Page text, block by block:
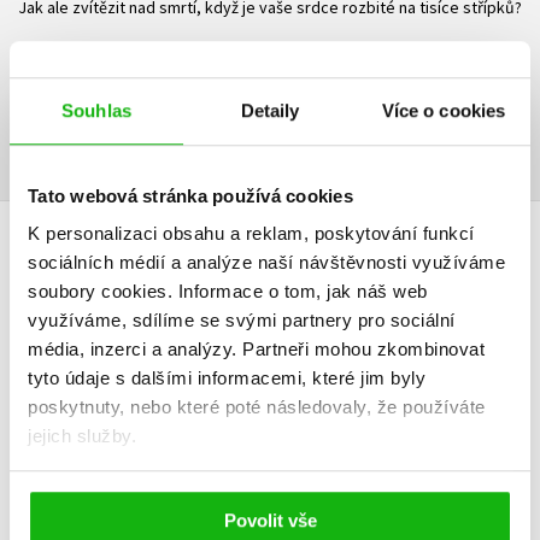
Souhlas Detaily Více o cookies
Tato webová stránka používá cookies
K personalizaci obsahu a reklam, poskytování funkcí
sociálních médií a analýze naší návštěvnosti využíváme
soubory cookies. Informace o tom, jak náš web
využíváme, sdílíme se svými partnery pro sociální
média, inzerci a analýzy. Partneři mohou zkombinovat
tyto údaje s dalšími informacemi, které jim byly
poskytnuty, nebo které poté následovaly, že používáte
jejich služby.
Povolit vše
Jak ale zvítězit nad smrtí, když je vaše srdce rozbité na tisíce střípků?
Ukázka.pdf
HODNOCENÍ ČTENÁŘŮ
V současné době nejsou vytvořena žádná uživatelská hodnocení.
Vaše hodnocení
Uživatelskou recenzi mohou vkládat pouze registrovaní uživatelé